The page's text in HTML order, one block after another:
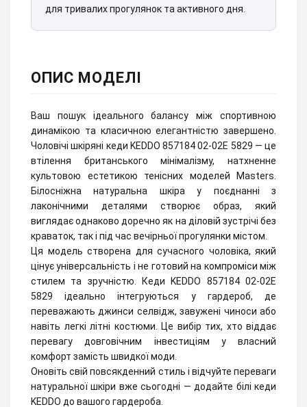
для тривалих прогулянок та активного дня.
ОПИС МОДЕЛІ
Ваш пошук ідеального балансу між спортивною
динамікою та класичною елегантністю завершено.
Чоловічі шкіряні кеди KEDDO 857184 02-02E 5829 — це
втілення британського мінімалізму, натхненне
культовою естетикою тенісних моделей Masters.
Білосніжна натуральна шкіра у поєднанні з
лаконічними деталями створює образ, який
виглядає однаково доречно як на діловій зустрічі без
краваток, так і під час вечірньої прогулянки містом.
Ця модель створена для сучасного чоловіка, який
цінує універсальність і не готовий на компроміси між
стилем та зручністю. Кеди KEDDO 857184 02-02E
5829 ідеально інтегруються у гардероб, де
переважають джинси селвідж, завужені чиноси або
навіть легкі літні костюми. Це вибір тих, хто віддає
перевагу довговічним інвестиціям у власний
комфорт замість швидкої моди.
Оновіть свій повсякденний стиль і відчуйте переваги
натуральної шкіри вже сьогодні — додайте білі кеди
KEDDO до вашого гардероба.